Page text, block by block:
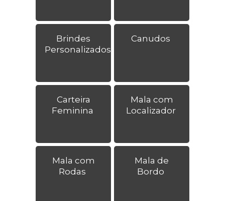
Brindes
Personalizados
Canudos
Carteira
Feminina
Mala com
Localizador
Mala com
Rodas
Mala de
Bordo